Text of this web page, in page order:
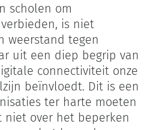
scholen om
is niet
weerstand tegen
uit een diep begrip van
connectiviteit onze
beïnvloedt. Dit is een
ter harte moeten
niet over het beperken